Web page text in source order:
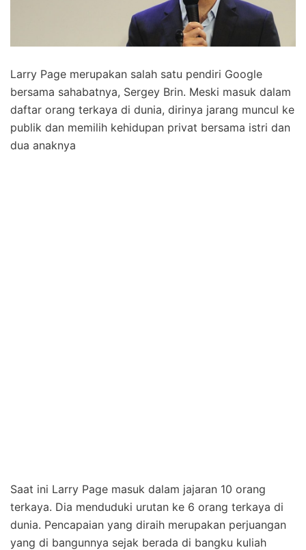
Larry Page merupakan salah satu pendiri Google
bersama sahabatnya, Sergey Brin. Meski masuk dalam
daftar orang terkaya di dunia, dirinya jarang muncul ke
publik dan memilih kehidupan privat bersama istri dan
dua anaknya
Saat ini Larry Page masuk dalam jajaran 10 orang
terkaya. Dia menduduki urutan ke 6 orang terkaya di
dunia. Pencapaian yang diraih merupakan perjuangan
yang di bangunnya sejak berada di bangku kuliah